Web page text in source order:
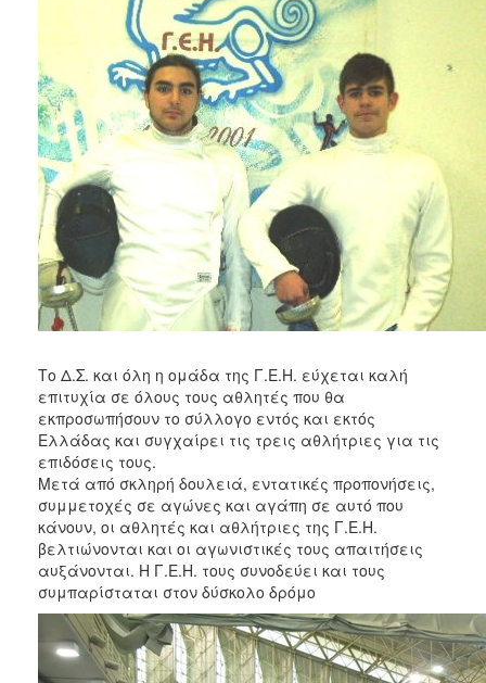
Το Δ.Σ. και όλη η ομάδα της Γ.Ε.Η. εύχεται καλή
επιτυχία σε όλους τους αθλητές που θα
εκπροσωπήσουν το σύλλογο εντός και εκτός
Ελλάδας και συγχαίρει τις τρεις αθλήτριες για τις
επιδόσεις τους.
Μετά από σκληρή δουλειά, εντατικές προπονήσεις,
συμμετοχές σε αγώνες και αγάπη σε αυτό που
κάνουν, οι αθλητές και αθλήτριες της Γ.Ε.Η.
βελτιώνονται και οι αγωνιστικές τους απαιτήσεις
αυξάνονται. Η Γ.Ε.Η. τους συνοδεύει και τους
συμπαρίσταται στον δύσκολο δρόμο